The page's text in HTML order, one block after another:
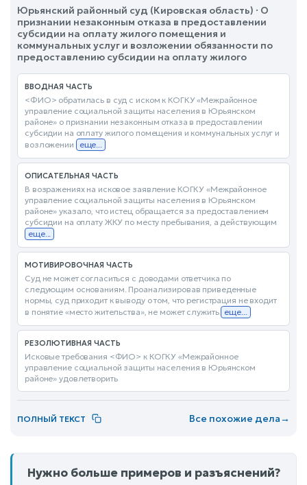
Юрьянский районный суд (Кировская область) · О
признании незаконным отказа в предоставлении
субсидии на оплату жилого помещения и
коммунальных услуг и возложении обязанности по
предоставлению субсидии на оплату жилого
ВВОДНАЯ ЧАСТЬ
<ФИО> обратилась в суд с иском к КОГКУ «Межрайонное
управление социальной защиты населения в Юрьянском
районе» о признании незаконным отказа в предоставлении
субсидии на оплату жилого помещения и коммунальных услуг и
возложении
еще...
ОПИСАТЕЛЬНАЯ ЧАСТЬ
В возражениях на исковое заявление КОГКУ «Межрайонное
управление социальной защиты населения в Юрьянском
районе» указало, что истец обращается за предоставлением
субсидии на оплату ЖКУ по месту пребывания, а действующим
еще...
МОТИВИРОВОЧНАЯ ЧАСТЬ
Суд не может согласиться с доводами ответчика по
следующим основаниям. Проанализировав приведенные
нормы, суд приходит к выводу о том, что регистрация не входит
в понятие «место жительства», не может служить еще...
РЕЗОЛЮТИВНАЯ ЧАСТЬ
Исковые требования <ФИО> к КОГКУ «Межрайонное
управление социальной защиты населения в Юрьянском
районе» удовлетворить
ПОЛНЫЙ ТЕКСТ Все похожие дела→
Нужно больше примеров и разъяснений?